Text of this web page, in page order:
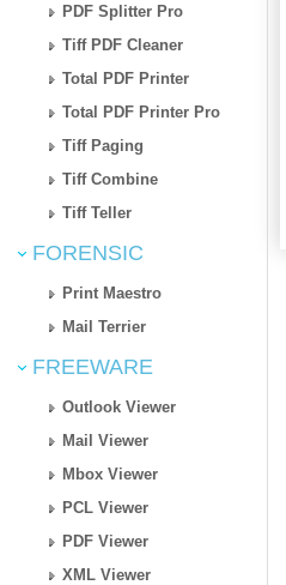
PDF Splitter Pro
Tiff PDF Cleaner
Total PDF Printer
Total PDF Printer Pro
Tiff Paging
Tiff Combine
Tiff Teller
FORENSIC
Print Maestro
Mail Terrier
FREEWARE
Outlook Viewer
Mail Viewer
Mbox Viewer
PCL Viewer
PDF Viewer
XML Viewer